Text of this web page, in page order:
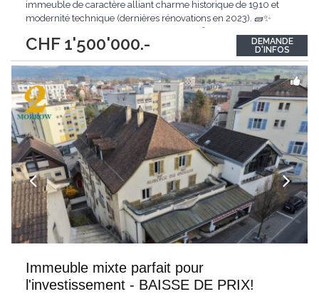
CHF 1'500'000.-
immeuble de caractère alliant charme historique de 1910 et
modernité technique (dernières rénovations en 2023). 🧱✨
exceptionnelle pour un investisseur ou un projet de vie. 🔑 Que
vous souhaitiez...
DEMANDE
D'INFOS
Immeuble mixte parfait pour
l'investissement - BAISSE DE PRIX!